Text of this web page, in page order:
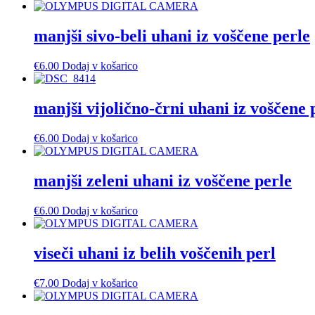
manjši sivo-beli uhani iz voščene perle
€6.00 Dodaj v košarico
manjši vijolično-črni uhani iz voščene
€6.00 Dodaj v košarico
manjši zeleni uhani iz voščene perle
€6.00 Dodaj v košarico
viseči uhani iz belih voščenih perl
€7.00 Dodaj v košarico